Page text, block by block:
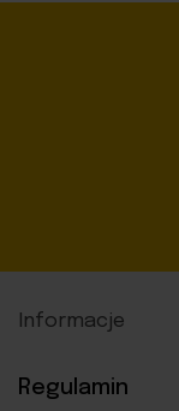
Informacje
Regulamin